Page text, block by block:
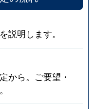
説明します。
から。ご要望・